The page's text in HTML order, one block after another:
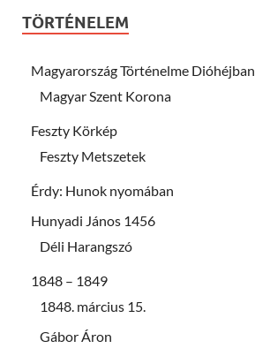
TÖRTÉNELEM
Magyarország Történelme Dióhéjban
Magyar Szent Korona
Feszty Körkép
Feszty Metszetek
Érdy: Hunok nyomában
Hunyadi János 1456
Déli Harangszó
1848 – 1849
1848. március 15.
Gábor Áron